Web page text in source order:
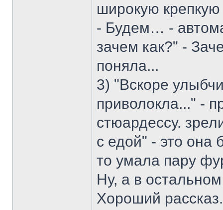
широкую
- Будем… -
зачем как?" -
поняла...
3) "Вскоре
приволокла..." -
стюардессу.
с едой" - это она
то умала пару
Ну, а в
Хороший рассказ.